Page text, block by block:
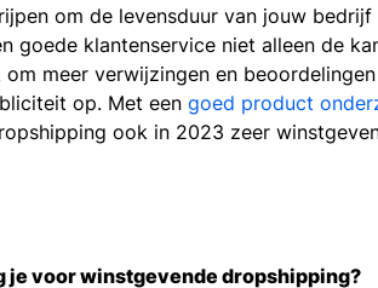
om de levensduur van jouw bedrijf
goede klantenservice niet alleen de
meer verwijzingen en
op. Met een goed product
ook in 2023 zeer
je voor winstgevende dropshipping?